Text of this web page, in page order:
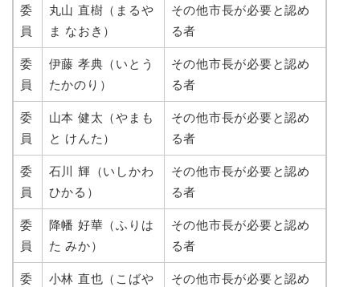
委
員
丸山 直樹（まるや
ま なおき）
その他市長が必要と認め
る者
委
員
伊藤 孝典（いとう
たかのり）
その他市長が必要と認め
る者
委
員
山本 健太（やまも
と けんた）
その他市長が必要と認め
る者
委
員
石川 輝（いしかわ
ひかる）
その他市長が必要と認め
る者
委
員
降幡 好華（ふりは
た みか）
その他市長が必要と認め
る者
委
小林 直也（こばや
その他市長が必要と認め